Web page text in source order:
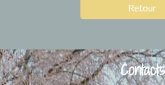
Retour
Contacts